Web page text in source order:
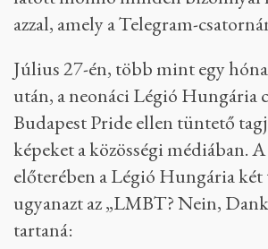
azzal, amely a Telegram-
Július 27-én, több mint egy
után, a neonáci Légió Hungária
Budapest Pride ellen tüntető
képeket a közösségi médiában.
előterében a Légió Hungária
ugyanazt az „LMBT? Nein,
tartaná: